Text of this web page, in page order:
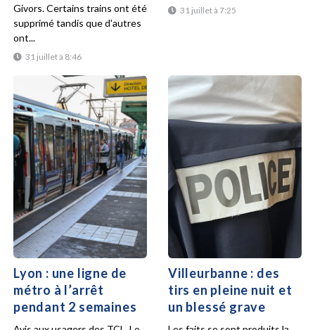
31 juillet à 8:46
Givors. Certains trains ont été
supprimé tandis que d'autres
ont...
31 juillet à 7:25
Lyon : une ligne de
métro à l’arrêt
pendant 2 semaines
Villeurbanne : des
tirs en pleine nuit et
un blessé grave